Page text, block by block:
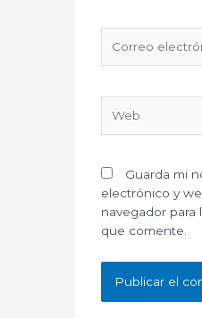
electrónico*
Guarda mi
electrónico y
navegador para
que comente.